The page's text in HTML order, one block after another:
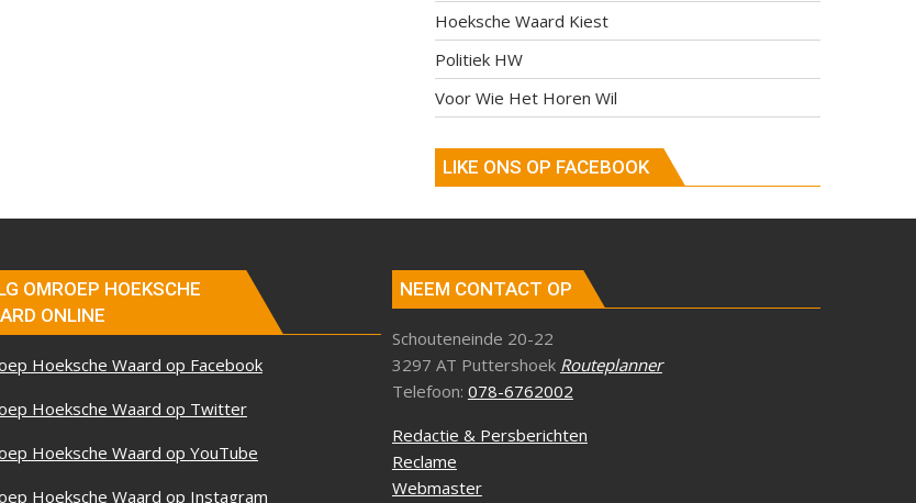
Hoeksche Waard Kiest
Politiek HW
Voor Wie Het Horen Wil
LIKE ONS OP FACEBOOK
OMROEP HOEKSCHE
ONLINE
Hoeksche Waard op Facebook
Hoeksche Waard op Twitter
Hoeksche Waard op YouTube
Hoeksche Waard op Instagram
NEEM CONTACT OP
Schouteneinde 20-22
3297 AT Puttershoek Routeplanner
Telefoon: 078-6762002
Redactie & Persberichten
Reclame
Webmaster